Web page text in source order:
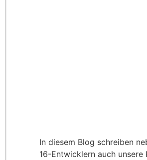
In diesem Blog schreiben
16-Entwicklern auch unsere